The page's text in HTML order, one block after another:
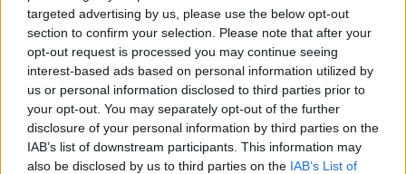
targeted advertising by us, please use the below opt-out
section to confirm your selection. Please note that after your
opt-out request is processed you may continue seeing
interest-based ads based on personal information utilized by
us or personal information disclosed to third parties prior to
your opt-out. You may separately opt-out of the further
disclosure of your personal information by third parties on the
IAB’s list of downstream participants. This information may
also be disclosed by us to third parties on the IAB’s List of